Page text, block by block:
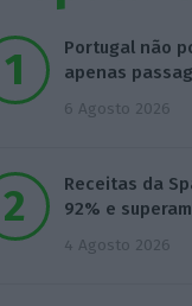
Portugal não
apenas
6 Agosto 2026
Receitas da
92% e
4 Agosto 2026